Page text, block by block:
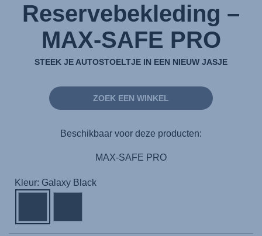
Reservebekleding –
MAX-SAFE PRO
STEEK JE AUTOSTOELTJE IN EEN NIEUW JASJE
ZOEK EEN WINKEL
Beschikbaar voor deze producten:
MAX-SAFE PRO
Kleur: Galaxy Black